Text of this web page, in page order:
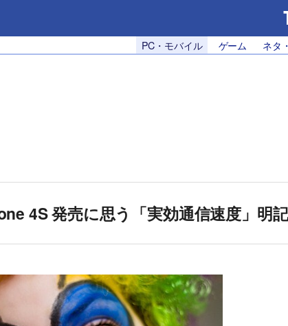
PC・モバイル ゲーム ネタ
4S 発売に思う「実効通信速度」明